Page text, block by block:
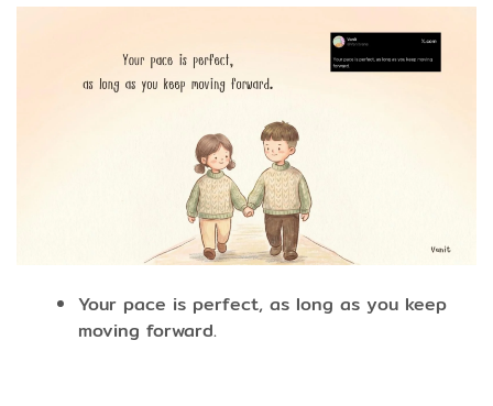
Your pace is perfect, as long as you keep
moving forward.